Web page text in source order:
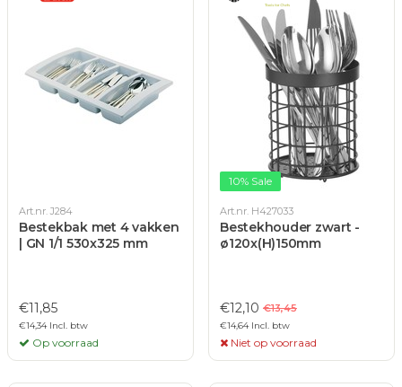
Art.nr. J284
Bestekbak met 4 vakken
| GN 1/1 530x325 mm
€11,85
€14,34 Incl. btw
Op voorraad
10% Sale
Art.nr. H427033
Bestekhouder zwart -
ø120x(H)150mm
€12,10 €13,45
€14,64 Incl. btw
Niet op voorraad